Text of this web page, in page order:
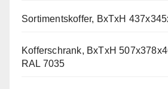
Sortimentskoffer, BxTxH
Kofferschrank, BxTxH
RAL 7035